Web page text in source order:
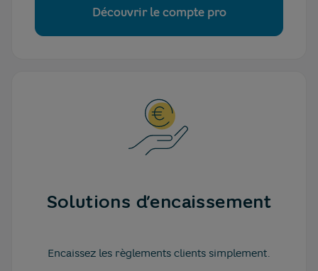
Découvrir le compte pro
Solutions d’encaissement
Encaissez les règlements clients simplement.